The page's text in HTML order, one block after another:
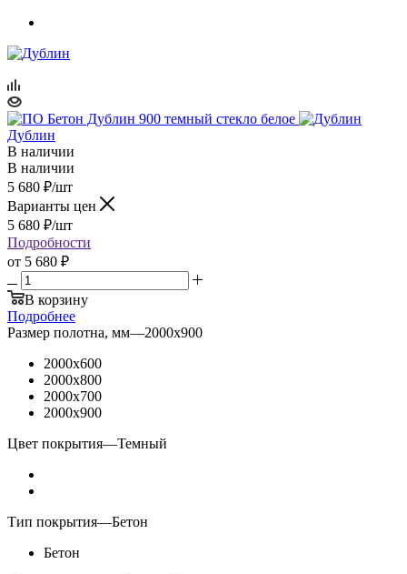
Дублин
В наличии
В наличии
5 680 ₽/шт
Варианты цен
5 680 ₽/шт
Подробности
от 5 680 ₽
В корзину
Подробнее
Размер полотна, мм—2000x900
2000x600
2000x800
2000x700
2000x900
Цвет покрытия—Темный
Тип покрытия—Бетон
Бетон